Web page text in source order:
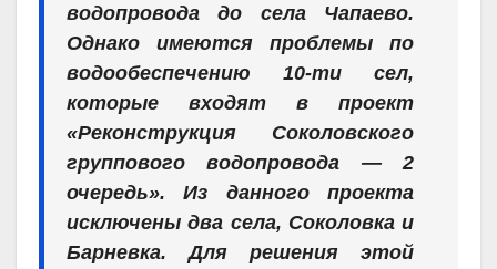
водопровода до села Чапаево.
Однако имеются проблемы по
водообеспечению 10-ти сел,
которые входят в проект
«Реконструкция Соколовского
группового водопровода — 2
очередь». Из данного проекта
исключены два села, Соколовка и
Барневка. Для решения этой